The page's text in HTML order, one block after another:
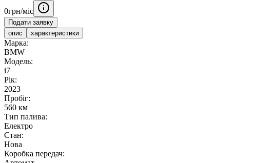
0грн/міс
Подати заявку
опис
характеристики
Марка:
BMW
Модель:
i7
Рік:
2023
Пробіг:
560 км
Тип палива:
Електро
Стан:
Нова
Коробка передач: